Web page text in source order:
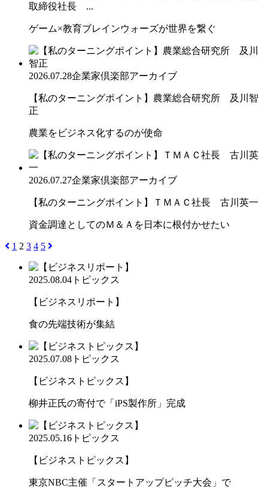
取締役社長 ...
ゲーム×教育ブレインウォーズが世界を繋ぐ
2026.07.28企業家倶楽部アーカイブ
【私のターニングポイント】農業総合研究所 及川智
正
農業をビジネス化するのが使命
2026.07.27企業家倶楽部アーカイブ
【私のターニングポイント】ＴＭＡＣ社長 古川英一
資金調達としてのＭ＆Ａを日本に根付かせたい
1 2 3 4 5
2025.08.04 トピックス
【ビジネスリポート】
食の先端技術が集結
2025.07.08 トピックス
【ビジネストピックス】
柳井正氏の寄付で「iPS製作所」完成
2025.05.16 トピックス
【ビジネストピックス】
東京NBC主催「スタートアップピッチ大会」で